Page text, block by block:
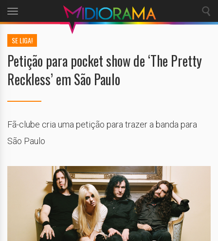
Toggle
navigation
SE LIGA!
Petição para pocket show de ‘The Pretty
Reckless’ em São Paulo
Fã-clube cria uma petição para trazer a banda para
São Paulo